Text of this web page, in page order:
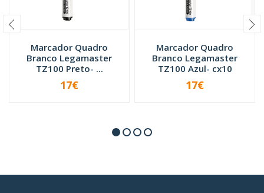
Marcador Quadro
Branco Legamaster
TZ100 Preto- ...
+
17€
Marcador Quadro
Branco Legamaster
TZ100 Azul- cx10
+
17€